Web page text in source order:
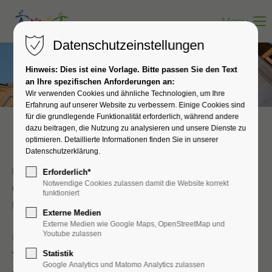
Menu
Unsere Praxis-Historie!
Mit den folgenden Beschreibungen möchten wir Dir
und Ihnen einen groben Überblick über die
Entwicklung unserer Facharztpraxis geben.
Einen ganz besonderen Dank möchten wir an dieser
Stelle unseren bisherigen Vermietern aussprechen,
Datenschutzeinstellungen
Hinweis: Dies ist eine Vorlage. Bitte passen Sie den Text
an Ihre spezifischen Anforderungen an:
Wir verwenden Cookies und ähnliche Technologien, um Ihre
Erfahrung auf unserer Website zu verbessern. Einige Cookies sind
für die grundlegende Funktionalität erforderlich, während andere
dazu beitragen, die Nutzung zu analysieren und unsere Dienste zu
optimieren. Detaillierte Informationen finden Sie in unserer
Datenschutzerklärung.
Erforderlich*
Notwendige Cookies zulassen damit die Website korrekt
funktioniert
Externe Medien
Externe Medien wie Google Maps, OpenStreetMap und
Youtube zulassen
Statistik
Google Analytics und Matomo Analytics zulassen